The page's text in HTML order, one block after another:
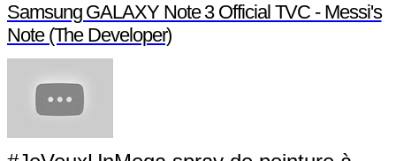
Samsung GALAXY Note 3 Official TVC - Messi's
Note (The Developer)